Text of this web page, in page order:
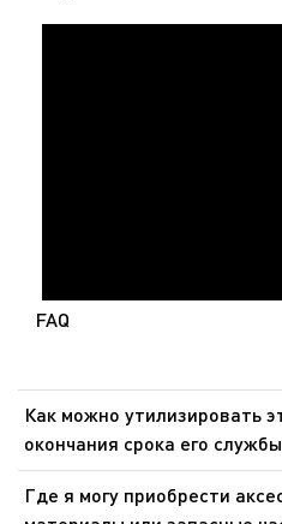
FAQ
Как можно утилизировать
окончания срока его
В приборе содержатся
могут быть подвергнуты
Где я могу приобрести